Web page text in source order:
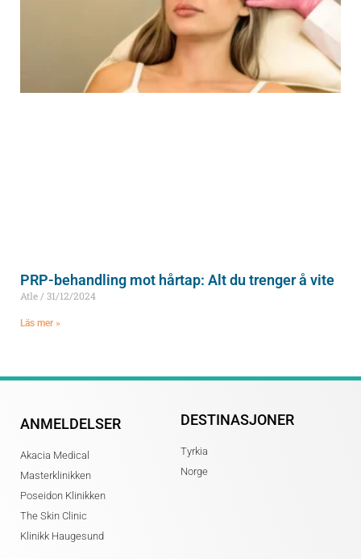
PRP-behandling mot hårtap: Alt du trenger å vite
Atle 31/12/2024
Läs mer »
ANMELDELSER
Akacia Medical
Masterklinikken
Poseidon Klinikken
The Skin Clinic
Klinikk Haugesund
DESTINASJONER
Tyrkia
Norge